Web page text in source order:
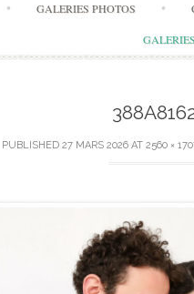
GALERIES PHOTOS
PUBLISHED 27 MARS 2026 AT 2560 ×